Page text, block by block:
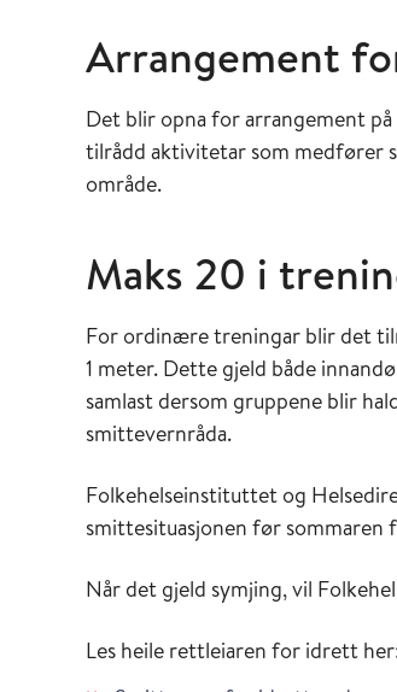
Arrangement
Det blir opna for arrangement
tilrådd aktivitetar som medfører
område.
Maks 20 i
For ordinære treningar blir det
1 meter. Dette gjeld både
samlast dersom gruppene blir
smittevernråda.
Folkehelseinstituttet og
smittesituasjonen før sommaren
Når det gjeld symjing, vil
Les heile rettleiaren for idrett